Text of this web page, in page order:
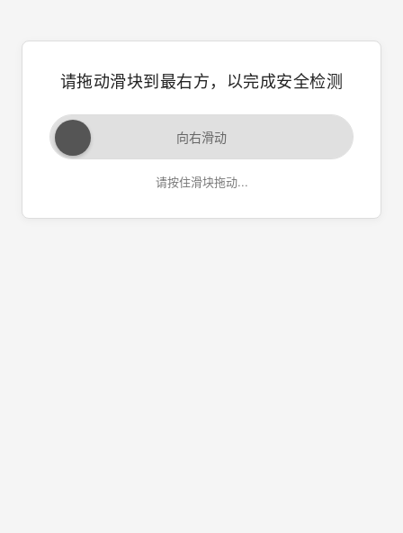
请拖动滑块到最右方，以完成安全检测
向右滑动
请按住滑块拖动...